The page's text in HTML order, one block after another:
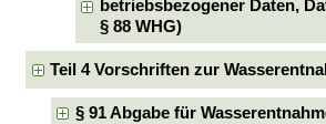
betriebsbezogener Daten,
§ 88 WHG)
Teil 4 Vorschriften zur
§ 91 Abgabe für